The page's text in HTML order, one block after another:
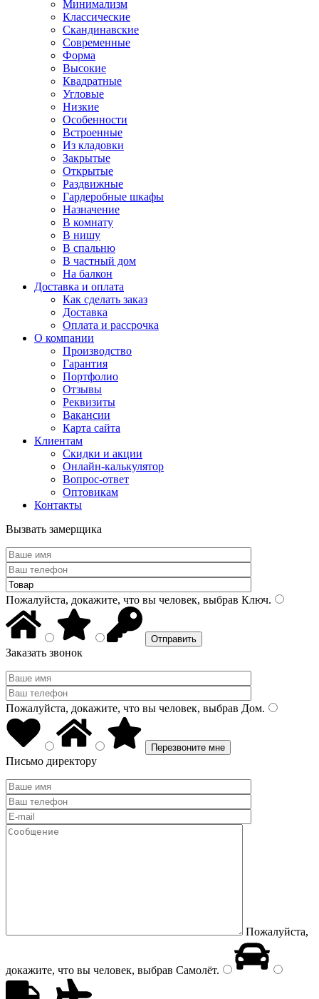
Минимализм
Классические
Скандинавские
Современные
Форма
Высокие
Квадратные
Угловые
Низкие
Особенности
Встроенные
Из кладовки
Закрытые
Открытые
Раздвижные
Гардеробные шкафы
Назначение
В комнату
В нишу
В спальню
В частный дом
На балкон
Доставка и оплата
Как сделать заказ
Доставка
Оплата и рассрочка
О компании
Производство
Гарантия
Портфолио
Отзывы
Реквизиты
Вакансии
Карта сайта
Клиентам
Скидки и акции
Онлайн-калькулятор
Вопрос-ответ
Оптовикам
Контакты
Вызвать замерщика
Пожалуйста, докажите, что вы человек, выбрав Ключ.
Заказать звонок
Пожалуйста, докажите, что вы человек, выбрав Дом.
Письмо директору
Пожалуйста,
докажите, что вы человек, выбрав Самолёт.